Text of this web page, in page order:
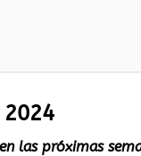
las próximas